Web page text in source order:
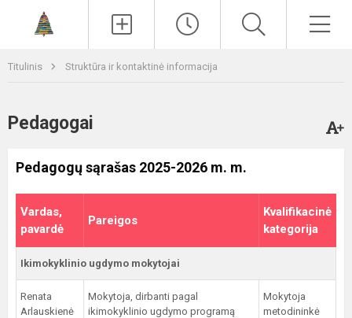
Titulinis Struktūra ir kontaktinė informacija
Pedagogai
Pedagogų sąrašas 2025-2026 m. m.
Vardas,
pavardė
Pareigos
Kvalifikacinė
kategorija
Ikimokyklinio ugdymo mokytojai
Renata
Arlauskienė
Mokytoja, dirbanti pagal
ikimokyklinio ugdymo programą
Mokytoja
metodininkė